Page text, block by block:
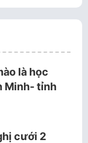
là học
Minh- tỉnh
cưới 2